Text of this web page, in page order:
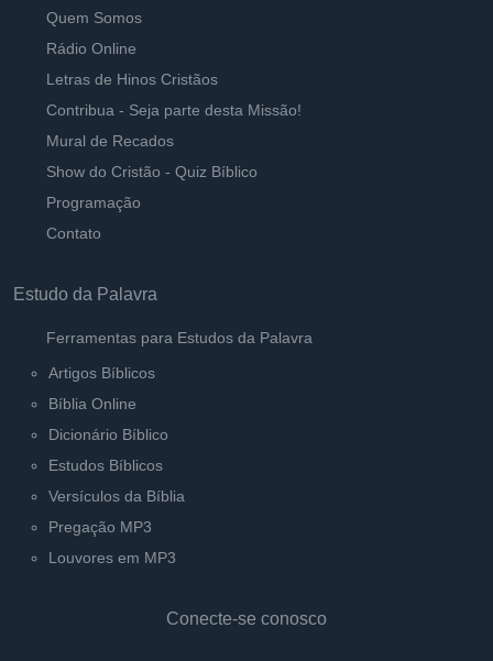
Quem Somos
Rádio Online
Letras de Hinos Cristãos
Contribua - Seja parte desta Missão!
Mural de Recados
Show do Cristão - Quiz Bíblico
Programação
Contato
Estudo da Palavra
Ferramentas para Estudos da Palavra
Artigos Bíblicos
Bíblia Online
Dicionário Bíblico
Estudos Bíblicos
Versículos da Bíblia
Pregação MP3
Louvores em MP3
Conecte-se conosco